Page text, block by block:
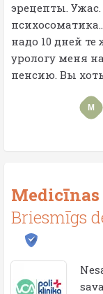
эрецепты.
надо 10 дней
урологу меня
пенсию. Вы
M
Medicīnas
Briesmīgs